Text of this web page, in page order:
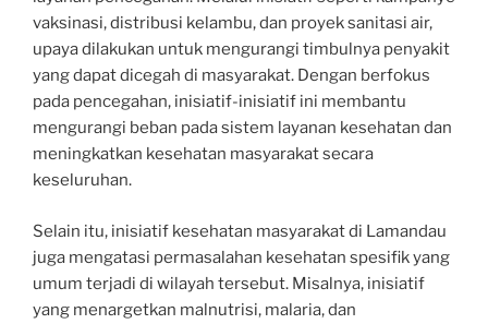
vaksinasi, distribusi kelambu, dan proyek sanitasi air,
upaya dilakukan untuk mengurangi timbulnya penyakit
yang dapat dicegah di masyarakat. Dengan berfokus
pada pencegahan, inisiatif-inisiatif ini membantu
mengurangi beban pada sistem layanan kesehatan dan
meningkatkan kesehatan masyarakat secara
keseluruhan.
Selain itu, inisiatif kesehatan masyarakat di Lamandau
juga mengatasi permasalahan kesehatan spesifik yang
umum terjadi di wilayah tersebut. Misalnya, inisiatif
yang menargetkan malnutrisi, malaria, dan